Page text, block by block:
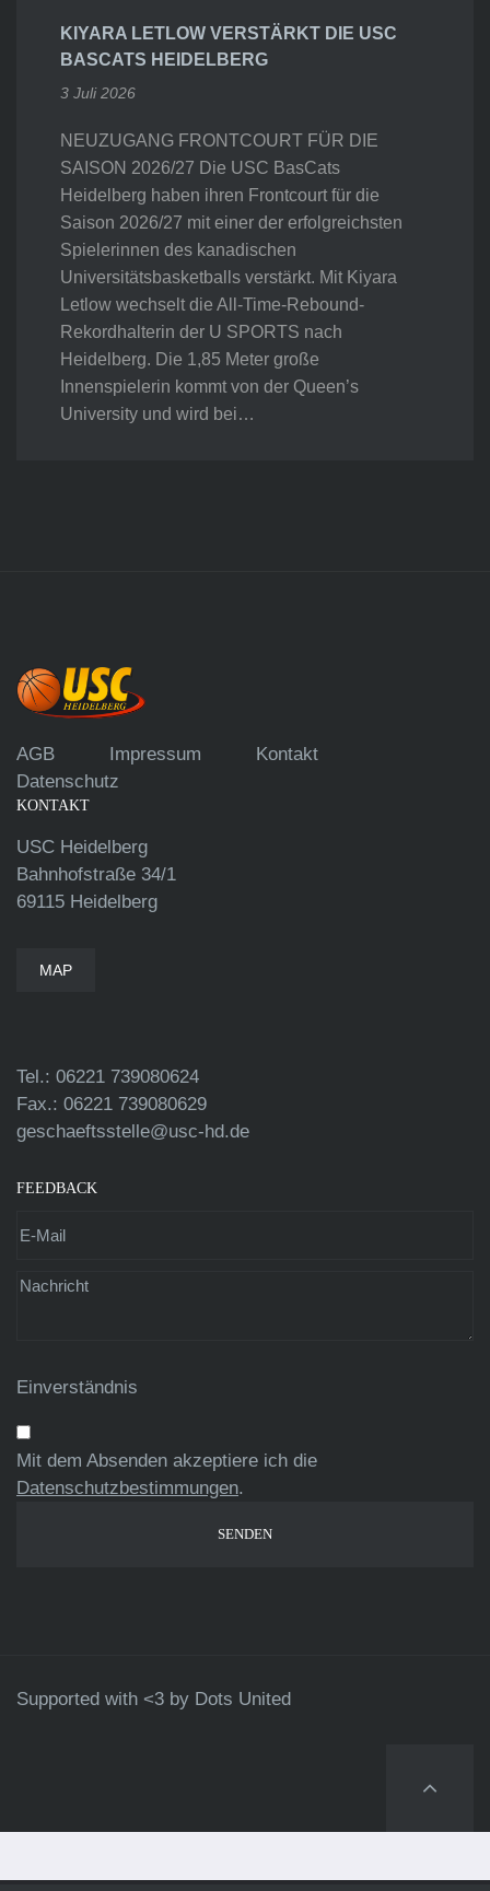
KIYARA LETLOW VERSTÄRKT DIE USC
BASCATS HEIDELBERG
3 Juli 2026
NEUZUGANG FRONTCOURT FÜR DIE
SAISON 2026/27 Die USC BasCats
Heidelberg haben ihren Frontcourt für die
Saison 2026/27 mit einer der erfolgreichsten
Spielerinnen des kanadischen
Universitätsbasketballs verstärkt. Mit Kiyara
Letlow wechselt die All-Time-Rebound-
Rekordhalterin der U SPORTS nach
Heidelberg. Die 1,85 Meter große
Innenspielerin kommt von der Queen’s
University und wird bei…
AGB Impressum
Kontakt
Datenschutz
KONTAKT
USC Heidelberg
Bahnhofstraße 34/1
69115 Heidelberg
MAP
Tel.: 06221 739080624
Fax.: 06221 739080629
geschaeftsstelle@usc-hd.de
FEEDBACK
Einverständnis
Mit dem Absenden akzeptiere ich die
Datenschutzbestimmungen.
Supported with <3 by Dots United